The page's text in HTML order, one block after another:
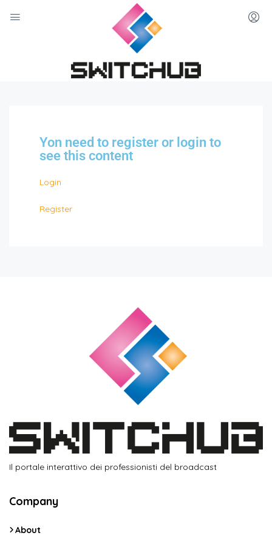
Yon need to register or login to
see this content
Login
Register
Il portale interattivo dei professionisti del broadcast
Company
About